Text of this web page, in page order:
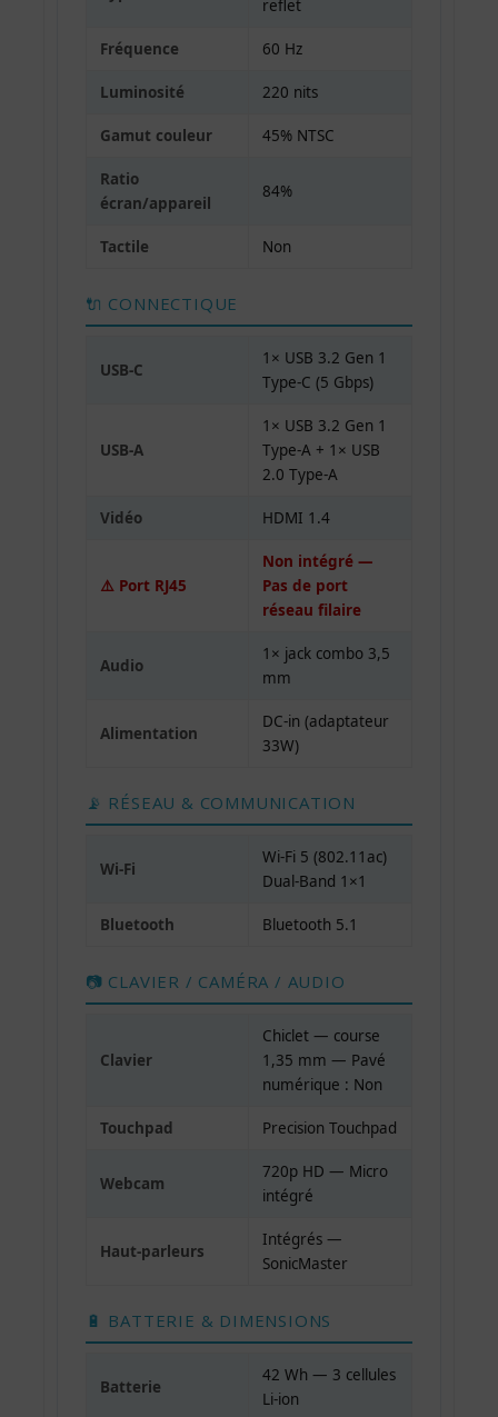
reflet
Fréquence 60 Hz
Luminosité 220 nits
Gamut couleur 45% NTSC
Ratio
écran/appareil
84%
Tactile Non
🔌 CONNECTIQUE
USB-C
1× USB 3.2 Gen 1
Type-C (5 Gbps)
USB-A
1× USB 3.2 Gen 1
Type-A + 1× USB
2.0 Type-A
Vidéo HDMI 1.4
⚠️ Port RJ45
Non intégré —
Pas de port
réseau filaire
Audio
1× jack combo 3,5
mm
Alimentation
DC-in (adaptateur
33W)
📡 RÉSEAU & COMMUNICATION
Wi-Fi
Wi-Fi 5 (802.11ac)
Dual-Band 1×1
Bluetooth Bluetooth 5.1
📷 CLAVIER / CAMÉRA / AUDIO
Clavier
Chiclet — course
1,35 mm — Pavé
numérique : Non
Touchpad Precision Touchpad
Webcam
720p HD — Micro
intégré
Haut-parleurs
Intégrés —
SonicMaster
🔋 BATTERIE & DIMENSIONS
Batterie
42 Wh — 3 cellules
Li-ion